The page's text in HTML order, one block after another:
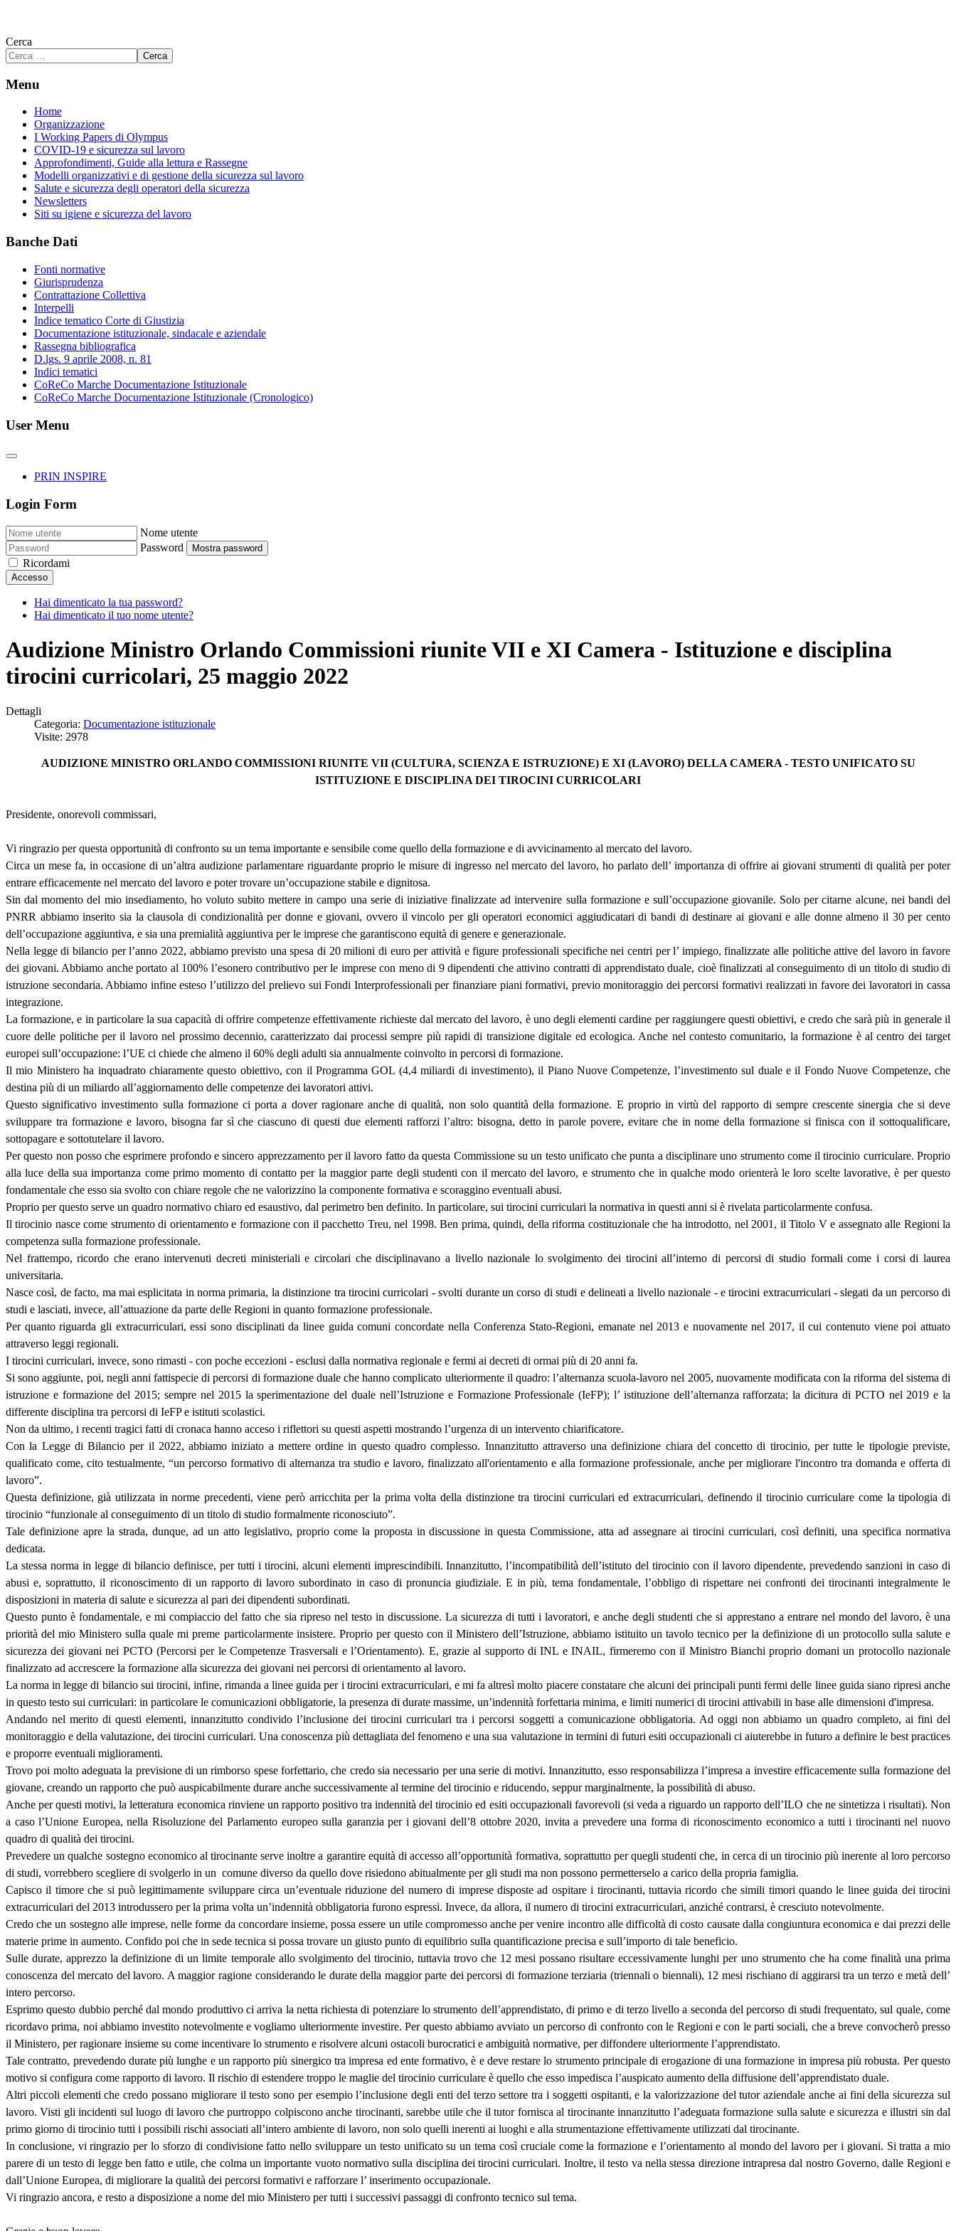
Cerca
Cerca
Menu
Home
Organizzazione
I Working Papers di Olympus
COVID-19 e sicurezza sul lavoro
Approfondimenti, Guide alla lettura e Rassegne
Modelli organizzativi e di gestione della sicurezza sul lavoro
Salute e sicurezza degli operatori della sicurezza
Newsletters
Siti su igiene e sicurezza del lavoro
Banche Dati
Fonti normative
Giurisprudenza
Contrattazione Collettiva
Interpelli
Indice tematico Corte di Giustizia
Documentazione istituzionale, sindacale e aziendale
Rassegna bibliografica
D.lgs. 9 aprile 2008, n. 81
Indici tematici
CoReCo Marche Documentazione Istituzionale
CoReCo Marche Documentazione Istituzionale (Cronologico)
User Menu
PRIN INSPIRE
Login Form
Nome utente
Password
Mostra password
Ricordami
Accesso
Hai dimenticato la tua password?
Hai dimenticato il tuo nome utente?
Audizione Ministro Orlando Commissioni riunite VII e XI Camera - Istituzione e disciplina
tirocini curricolari, 25 maggio 2022
Dettagli
Categoria: Documentazione istituzionale
Visite: 2978
AUDIZIONE MINISTRO ORLANDO COMMISSIONI RIUNITE VII (CULTURA, SCIENZA E ISTRUZIONE) E XI (LAVORO) DELLA CAMERA - TESTO UNIFICATO SU
ISTITUZIONE E DISCIPLINA DEI TIROCINI CURRICOLARI
Presidente, onorevoli commissari,
Vi ringrazio per questa opportunità di confronto su un tema importante e sensibile come quello della formazione e di avvicinamento al mercato del lavoro.
Circa un mese fa, in occasione di un’altra audizione parlamentare riguardante proprio le misure di ingresso nel mercato del lavoro, ho parlato dell’ importanza di offrire ai giovani strumenti di qualità per poter
entrare efficacemente nel mercato del lavoro e poter trovare un’occupazione stabile e dignitosa.
Sin dal momento del mio insediamento, ho voluto subito mettere in campo una serie di iniziative finalizzate ad intervenire sulla formazione e sull’occupazione giovanile. Solo per citarne alcune, nei bandi del
PNRR abbiamo inserito sia la clausola di condizionalità per donne e giovani, ovvero il vincolo per gli operatori economici aggiudicatari di bandi di destinare ai giovani e alle donne almeno il 30 per cento
dell’occupazione aggiuntiva, e sia una premialità aggiuntiva per le imprese che garantiscono equità di genere e generazionale.
Nella legge di bilancio per l’anno 2022, abbiamo previsto una spesa di 20 milioni di euro per attività e figure professionali specifiche nei centri per l’ impiego, finalizzate alle politiche attive del lavoro in favore
dei giovani. Abbiamo anche portato al 100% l’esonero contributivo per le imprese con meno di 9 dipendenti che attivino contratti di apprendistato duale, cioè finalizzati al conseguimento di un titolo di studio di
istruzione secondaria. Abbiamo infine esteso l’utilizzo del prelievo sui Fondi Interprofessionali per finanziare piani formativi, previo monitoraggio dei percorsi formativi realizzati in favore dei lavoratori in cassa
integrazione.
La formazione, e in particolare la sua capacità di offrire competenze effettivamente richieste dal mercato del lavoro, è uno degli elementi cardine per raggiungere questi obiettivi, e credo che sarà più in generale il
cuore delle politiche per il lavoro nel prossimo decennio, caratterizzato dai processi sempre più rapidi di transizione digitale ed ecologica. Anche nel contesto comunitario, la formazione è al centro dei target
europei sull’occupazione: l’UE ci chiede che almeno il 60% degli adulti sia annualmente coinvolto in percorsi di formazione.
Il mio Ministero ha inquadrato chiaramente questo obiettivo, con il Programma GOL (4,4 miliardi di investimento), il Piano Nuove Competenze, l’investimento sul duale e il Fondo Nuove Competenze, che
destina più di un miliardo all’aggiornamento delle competenze dei lavoratori attivi.
Questo significativo investimento sulla formazione ci porta a dover ragionare anche di qualità, non solo quantità della formazione. E proprio in virtù del rapporto di sempre crescente sinergia che si deve
sviluppare tra formazione e lavoro, bisogna far sì che ciascuno di questi due elementi rafforzi l’altro: bisogna, detto in parole povere, evitare che in nome della formazione si finisca con il sottoqualificare,
sottopagare e sottotutelare il lavoro.
Per questo non posso che esprimere profondo e sincero apprezzamento per il lavoro fatto da questa Commissione su un testo unificato che punta a disciplinare uno strumento come il tirocinio curriculare. Proprio
alla luce della sua importanza come primo momento di contatto per la maggior parte degli studenti con il mercato del lavoro, e strumento che in qualche modo orienterà le loro scelte lavorative, è per questo
fondamentale che esso sia svolto con chiare regole che ne valorizzino la componente formativa e scoraggino eventuali abusi.
Proprio per questo serve un quadro normativo chiaro ed esaustivo, dal perimetro ben definito. In particolare, sui tirocini curriculari la normativa in questi anni si è rivelata particolarmente confusa.
Il tirocinio nasce come strumento di orientamento e formazione con il pacchetto Treu, nel 1998. Ben prima, quindi, della riforma costituzionale che ha introdotto, nel 2001, il Titolo V e assegnato alle Regioni la
competenza sulla formazione professionale.
Nel frattempo, ricordo che erano intervenuti decreti ministeriali e circolari che disciplinavano a livello nazionale lo svolgimento dei tirocini all’interno di percorsi di studio formali come i corsi di laurea
universitaria.
Nasce così, de facto, ma mai esplicitata in norma primaria, la distinzione tra tirocini curricolari - svolti durante un corso di studi e delineati a livello nazionale - e tirocini extracurriculari - slegati da un percorso di
studi e lasciati, invece, all’attuazione da parte delle Regioni in quanto formazione professionale.
Per quanto riguarda gli extracurriculari, essi sono disciplinati da linee guida comuni concordate nella Conferenza Stato-Regioni, emanate nel 2013 e nuovamente nel 2017, il cui contenuto viene poi attuato
attraverso leggi regionali.
I tirocini curriculari, invece, sono rimasti - con poche eccezioni - esclusi dalla normativa regionale e fermi ai decreti di ormai più di 20 anni fa.
Si sono aggiunte, poi, negli anni fattispecie di percorsi di formazione duale che hanno complicato ulteriormente il quadro: l’alternanza scuola-lavoro nel 2005, nuovamente modificata con la riforma del sistema di
istruzione e formazione del 2015; sempre nel 2015 la sperimentazione del duale nell’Istruzione e Formazione Professionale (IeFP); l’ istituzione dell’alternanza rafforzata; la dicitura di PCTO nel 2019 e la
differente disciplina tra percorsi di IeFP e istituti scolastici.
Non da ultimo, i recenti tragici fatti di cronaca hanno acceso i riflettori su questi aspetti mostrando l’urgenza di un intervento chiarificatore.
Con la Legge di Bilancio per il 2022, abbiamo iniziato a mettere ordine in questo quadro complesso. Innanzitutto attraverso una definizione chiara del concetto di tirocinio, per tutte le tipologie previste,
qualificato come, cito testualmente, “un percorso formativo di alternanza tra studio e lavoro, finalizzato all'orientamento e alla formazione professionale, anche per migliorare l'incontro tra domanda e offerta di
lavoro”.
Questa definizione, già utilizzata in norme precedenti, viene però arricchita per la prima volta della distinzione tra tirocini curriculari ed extracurriculari, definendo il tirocinio curriculare come la tipologia di
tirocinio “funzionale al conseguimento di un titolo di studio formalmente riconosciuto”.
Tale definizione apre la strada, dunque, ad un atto legislativo, proprio come la proposta in discussione in questa Commissione, atta ad assegnare ai tirocini curriculari, così definiti, una specifica normativa
dedicata.
La stessa norma in legge di bilancio definisce, per tutti i tirocini, alcuni elementi imprescindibili. Innanzitutto, l’incompatibilità dell’istituto del tirocinio con il lavoro dipendente, prevedendo sanzioni in caso di
abusi e, soprattutto, il riconoscimento di un rapporto di lavoro subordinato in caso di pronuncia giudiziale. E in più, tema fondamentale, l’obbligo di rispettare nei confronti dei tirocinanti integralmente le
disposizioni in materia di salute e sicurezza al pari dei dipendenti subordinati.
Questo punto è fondamentale, e mi compiaccio del fatto che sia ripreso nel testo in discussione. La sicurezza di tutti i lavoratori, e anche degli studenti che si apprestano a entrare nel mondo del lavoro, è una
priorità del mio Ministero sulla quale mi preme particolarmente insistere. Proprio per questo con il Ministero dell’Istruzione, abbiamo istituito un tavolo tecnico per la definizione di un protocollo sulla salute e
sicurezza dei giovani nei PCTO (Percorsi per le Competenze Trasversali e l’Orientamento). E, grazie al supporto di INL e INAIL, firmeremo con il Ministro Bianchi proprio domani un protocollo nazionale
finalizzato ad accrescere la formazione alla sicurezza dei giovani nei percorsi di orientamento al lavoro.
La norma in legge di bilancio sui tirocini, infine, rimanda a linee guida per i tirocini extracurriculari, e mi fa altresì molto piacere constatare che alcuni dei principali punti fermi delle linee guida siano ripresi anche
in questo testo sui curriculari: in particolare le comunicazioni obbligatorie, la presenza di durate massime, un’indennità forfettaria minima, e limiti numerici di tirocini attivabili in base alle dimensioni d'impresa.
Andando nel merito di questi elementi, innanzitutto condivido l’inclusione dei tirocini curriculari tra i percorsi soggetti a comunicazione obbligatoria. Ad oggi non abbiamo un quadro completo, ai fini del
monitoraggio e della valutazione, dei tirocini curriculari. Una conoscenza più dettagliata del fenomeno e una sua valutazione in termini di futuri esiti occupazionali ci aiuterebbe in futuro a definire le best practices
e proporre eventuali miglioramenti.
Trovo poi molto adeguata la previsione di un rimborso spese forfettario, che credo sia necessario per una serie di motivi. Innanzitutto, esso responsabilizza l’impresa a investire efficacemente sulla formazione del
giovane, creando un rapporto che può auspicabilmente durare anche successivamente al termine del tirocinio e riducendo, seppur marginalmente, la possibilità di abuso.
Anche per questi motivi, la letteratura economica rinviene un rapporto positivo tra indennità del tirocinio ed esiti occupazionali favorevoli (si veda a riguardo un rapporto dell’ILO che ne sintetizza i risultati). Non
a caso l’Unione Europea, nella Risoluzione del Parlamento europeo sulla garanzia per i giovani dell’8 ottobre 2020, invita a prevedere una forma di riconoscimento economico a tutti i tirocinanti nel nuovo
quadro di qualità dei tirocini.
Prevedere un qualche sostegno economico al tirocinante serve inoltre a garantire equità di accesso all’opportunità formativa, soprattutto per quegli studenti che, in cerca di un tirocinio più inerente al loro percorso
di studi, vorrebbero scegliere di svolgerlo in un comune diverso da quello dove risiedono abitualmente per gli studi ma non possono permetterselo a carico della propria famiglia.
Capisco il timore che si può legittimamente sviluppare circa un’eventuale riduzione del numero di imprese disposte ad ospitare i tirocinanti, tuttavia ricordo che simili timori quando le linee guida dei tirocini
extracurriculari del 2013 introdussero per la prima volta un’indennità obbligatoria furono espressi. Invece, da allora, il numero di tirocini extracurriculari, anziché contrarsi, è cresciuto notevolmente.
Credo che un sostegno alle imprese, nelle forme da concordare insieme, possa essere un utile compromesso anche per venire incontro alle difficoltà di costo causate dalla congiuntura economica e dai prezzi delle
materie prime in aumento. Confido poi che in sede tecnica si possa trovare un giusto punto di equilibrio sulla quantificazione precisa e sull’importo di tale beneficio.
Sulle durate, apprezzo la definizione di un limite temporale allo svolgimento del tirocinio, tuttavia trovo che 12 mesi possano risultare eccessivamente lunghi per uno strumento che ha come finalità una prima
conoscenza del mercato del lavoro. A maggior ragione considerando le durate della maggior parte dei percorsi di formazione terziaria (triennali o biennali), 12 mesi rischiano di aggirarsi tra un terzo e metà dell’
intero percorso.
Esprimo questo dubbio perché dal mondo produttivo ci arriva la netta richiesta di potenziare lo strumento dell’apprendistato, di primo e di terzo livello a seconda del percorso di studi frequentato, sul quale, come
ricordavo prima, noi abbiamo investito notevolmente e vogliamo ulteriormente investire. Per questo abbiamo avviato un percorso di confronto con le Regioni e con le parti sociali, che a breve convocherò presso
il Ministero, per ragionare insieme su come incentivare lo strumento e risolvere alcuni ostacoli burocratici e ambiguità normative, per diffondere ulteriormente l’apprendistato.
Tale contratto, prevedendo durate più lunghe e un rapporto più sinergico tra impresa ed ente formativo, è e deve restare lo strumento principale di erogazione di una formazione in impresa più robusta. Per questo
motivo si configura come rapporto di lavoro. Il rischio di estendere troppo le maglie del tirocinio curriculare è quello che esso impedisca l’auspicato aumento della diffusione dell’apprendistato duale.
Altri piccoli elementi che credo possano migliorare il testo sono per esempio l’inclusione degli enti del terzo settore tra i soggetti ospitanti, e la valorizzazione del tutor aziendale anche ai fini della sicurezza sul
lavoro. Visti gli incidenti sul luogo di lavoro che purtroppo colpiscono anche tirocinanti, sarebbe utile che il tutor fornisca al tirocinante innanzitutto l’adeguata formazione sulla salute e sicurezza e illustri sin dal
primo giorno di tirocinio tutti i possibili rischi associati all’intero ambiente di lavoro, non solo quelli inerenti ai luoghi e alla strumentazione effettivamente utilizzati dal tirocinante.
In conclusione, vi ringrazio per lo sforzo di condivisione fatto nello sviluppare un testo unificato su un tema così cruciale come la formazione e l’orientamento al mondo del lavoro per i giovani. Si tratta a mio
parere di un testo di legge ben fatto e utile, che colma un importante vuoto normativo sulla disciplina dei tirocini curriculari. Inoltre, il testo va nella stessa direzione intrapresa dal nostro Governo, dalle Regioni e
dall’Unione Europea, di migliorare la qualità dei percorsi formativi e rafforzare l’ inserimento occupazionale.
Vi ringrazio ancora, e resto a disposizione a nome del mio Ministero per tutti i successivi passaggi di confronto tecnico sul tema.